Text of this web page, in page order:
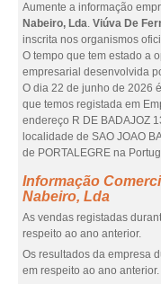
Aumente a informação
Nabeiro, Lda. Viúva De
inscrita nos organismos
O tempo que tem estado a
empresarial desenvolvida
O dia 22 de junho de 2026
que temos registada em
endereço R DE BADAJOZ
localidade de SAO JOAO
de PORTALEGRE na
Informação
Nabeiro, Lda
As vendas registadas
respeito ao ano anterior.
Os resultados da empresa
em respeito ao ano anterior.